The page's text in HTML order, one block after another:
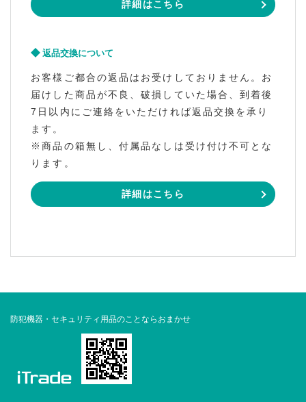
詳細はこちら
返品交換について
お客様ご都合の返品はお受けしておりません。お
届けした商品が不良、破損していた場合、到着後
7日以内にご連絡をいただければ返品交換を承り
ます。
※商品の箱無し、付属品なしは受け付け不可とな
ります。
詳細はこちら
防犯機器・セキュリティ用品のことならおまかせ